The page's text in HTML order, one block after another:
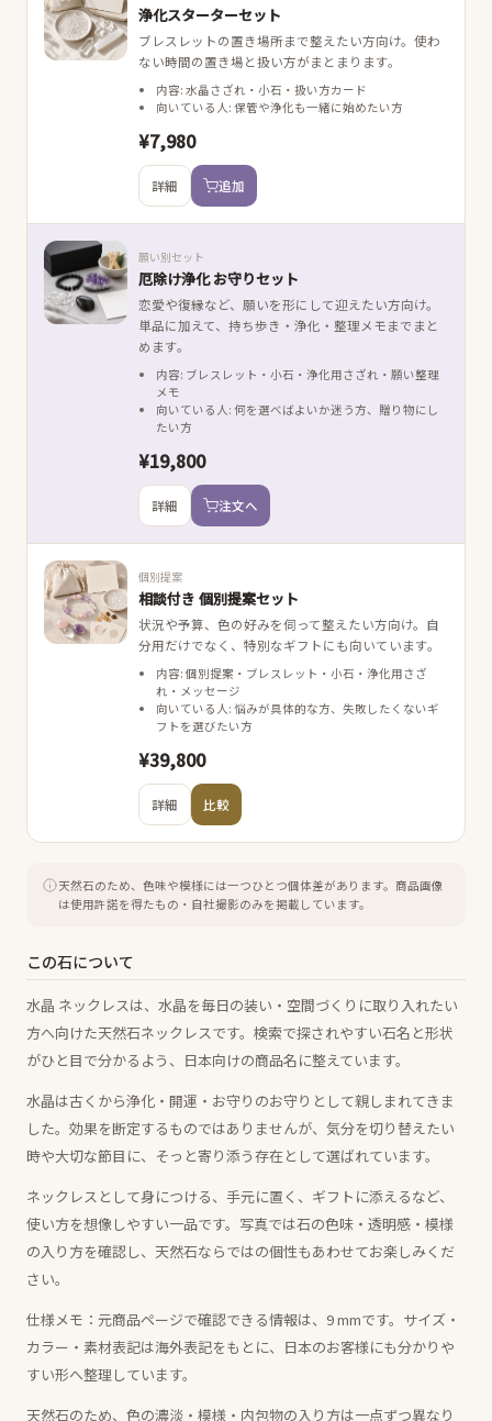
浄化スターターセット
ブレスレットの置き場所まで整えたい方向け。使わ
ない時間の置き場と扱い方がまとまります。
内容: 水晶さざれ・小石・扱い方カード
向いている人: 保管や浄化も一緒に始めたい方
¥7,980
詳細 追加
願い別セット
厄除け浄化 お守りセット
恋愛や復縁など、願いを形にして迎えたい方向け。
単品に加えて、持ち歩き・浄化・整理メモまでまと
めます。
内容: ブレスレット・小石・浄化用さざれ・願い整理
メモ
向いている人: 何を選べばよいか迷う方、贈り物にし
たい方
¥19,800
詳細 注文へ
個別提案
相談付き 個別提案セット
状況や予算、色の好みを伺って整えたい方向け。自
分用だけでなく、特別なギフトにも向いています。
内容: 個別提案・ブレスレット・小石・浄化用さざ
れ・メッセージ
向いている人: 悩みが具体的な方、失敗したくないギ
フトを選びたい方
¥39,800
詳細 比較
天然石のため、色味や模様には一つひとつ個体差があります。 商品画像
は使用許諾を得たもの・自社撮影のみを掲載しています。
この石について
水晶 ネックレスは、水晶を毎日の装い・空間づくりに取り入れたい
方へ向けた天然石ネックレスです。検索で探されやすい石名と形状
がひと目で分かるよう、日本向けの商品名に整えています。
水晶は古くから浄化・開運・お守りのお守りとして親しまれてきま
した。効果を断定するものではありませんが、気分を切り替えたい
時や大切な節目に、そっと寄り添う存在として選ばれています。
ネックレスとして身につける、手元に置く、ギフトに添えるなど、
使い方を想像しやすい一品です。写真では石の色味・透明感・模様
の入り方を確認し、天然石ならではの個性もあわせてお楽しみくだ
さい。
仕様メモ：元商品ページで確認できる情報は、9 mmです。サイズ・
カラー・素材表記は海外表記をもとに、日本のお客様にも分かりや
すい形へ整理しています。
天然石のため、色の濃淡・模様・内包物の入り方は一点ずつ異なり